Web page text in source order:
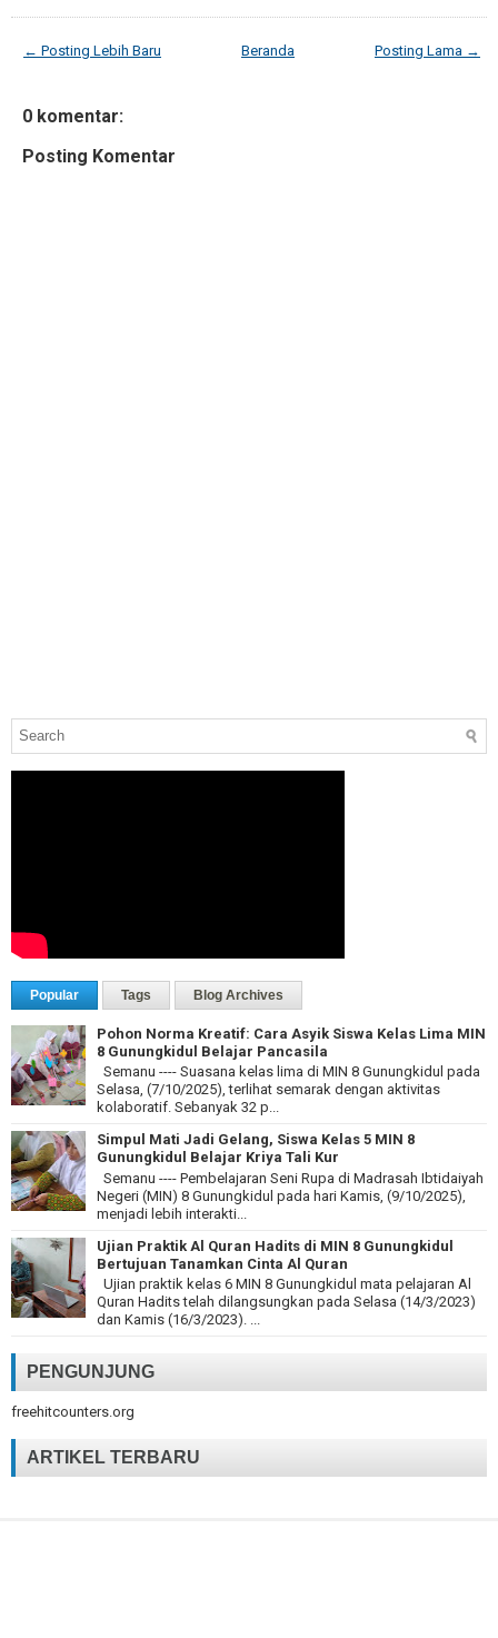
← Posting Lebih Baru Posting Lama →
Beranda
0 komentar:
Posting Komentar
Popular Tags Blog Archives
Pohon Norma Kreatif: Cara Asyik Siswa Kelas Lima MIN
8 Gunungkidul Belajar Pancasila
Semanu ---- Suasana kelas lima di MIN 8 Gunungkidul pada
Selasa, (7/10/2025), terlihat semarak dengan aktivitas
kolaboratif. Sebanyak 32 p...
Simpul Mati Jadi Gelang, Siswa Kelas 5 MIN 8
Gunungkidul Belajar Kriya Tali Kur
Semanu ---- Pembelajaran Seni Rupa di Madrasah Ibtidaiyah
Negeri (MIN) 8 Gunungkidul pada hari Kamis, (9/10/2025),
menjadi lebih interakti...
Ujian Praktik Al Quran Hadits di MIN 8 Gunungkidul
Bertujuan Tanamkan Cinta Al Quran
Ujian praktik kelas 6 MIN 8 Gunungkidul mata pelajaran Al
Quran Hadits telah dilangsungkan pada Selasa (14/3/2023)
dan Kamis (16/3/2023). ...
PENGUNJUNG
freehitcounters.org
ARTIKEL TERBARU